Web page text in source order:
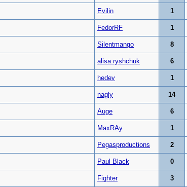
Evilin 1
FedorRF 1
Silentmango 8
alisa.ryshchuk 6
hedev 1
nagly 14
Auge 6
MaxRAy 1
Pegasproductions 2
Paul Black 0
Fighter 3